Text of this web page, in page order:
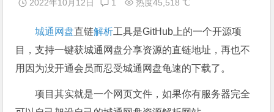
2022年10月12日 1 热度45,518 ℃
城通网盘直链解析工具是GitHub上的一个开源项
目，支持一键获城通网盘分享资源的直链地址，再也不
用因为没开通会员而忍受城通网盘龟速的下载了。
项目其实就是一个网页文件，如果你有服务器完全